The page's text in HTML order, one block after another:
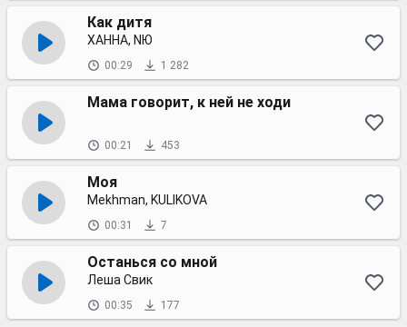
Как дитя
ХАННА, NЮ
00:29 1 282
Мама говорит, к ней не ходи
00:21 453
Моя
Mekhman, KULIKOVA
00:31 7
Останься со мной
Леша Свик
00:35 177